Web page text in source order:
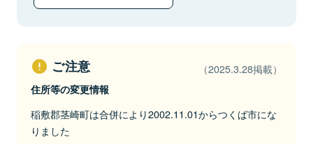
ご注意 （2025.3.28掲載）
住所等の変更情報
稲敷郡茎崎町は合併により2002.11.01からつくば市にな
りました